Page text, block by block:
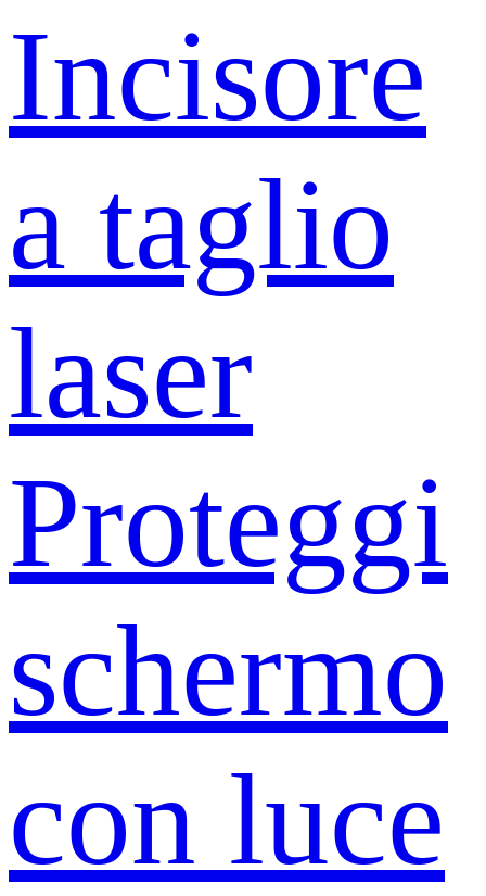
Incisore
a taglio
laser
Proteggi
schermo
con luce